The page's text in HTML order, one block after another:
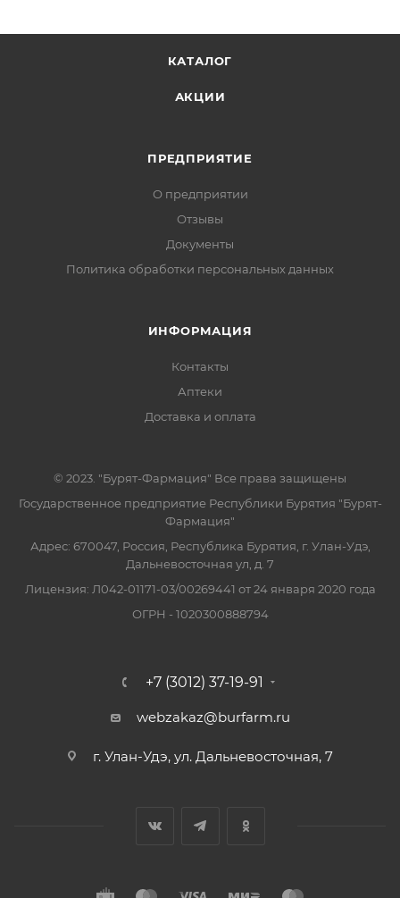
КАТАЛОГ
АКЦИИ
ПРЕДПРИЯТИЕ
О предприятии
Отзывы
Документы
Политика обработки персональных данных
ИНФОРМАЦИЯ
Контакты
Аптеки
Доставка и оплата
© 2023. "Бурят-Фармация" Все права защищены
Государственное предприятие Республики Бурятия "Бурят-
Фармация"
Адрес: 670047, Россия, Республика Бурятия, г. Улан-Удэ,
Дальневосточная ул, д. 7
Лицензия: Л042-01171-03/00269441 от 24 января 2020 года
ОГРН - 1020300888794
+7 (3012) 37-19-91
webzakaz@burfarm.ru
г. Улан-Удэ, ул. Дальневосточная, 7